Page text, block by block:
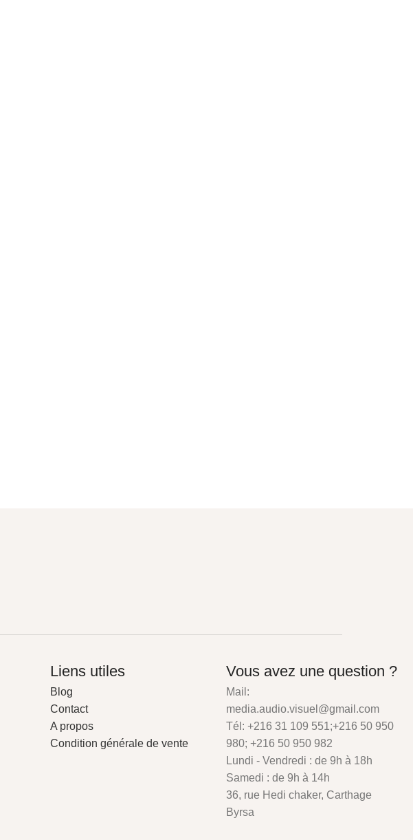
Liens utiles
Blog
Contact
A propos
Condition générale de vente
Vous avez une question ?
Mail:
media.audio.visuel@gmail.com
Tél: +216 31 109 551;+216 50 950
980; +216 50 950 982
Lundi - Vendredi : de 9h à 18h
Samedi : de 9h à 14h
36, rue Hedi chaker, Carthage
Byrsa